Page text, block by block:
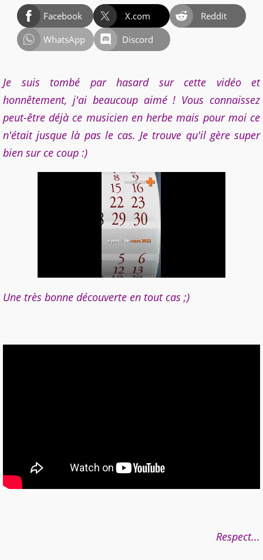
Facebook X.com
Reddit
WhatsApp
Discord
Je suis tombé par hasard sur cette vidéo et
honnêtement, j'ai beaucoup aimé ! Vous connaissez
peut-être déjà ce musicien en herbe mais pour moi ce
n'était jusque là pas le cas. Je trouve qu'il gère super
bien sur ce coup :)
Une très bonne découverte en tout cas ;)
Respect...